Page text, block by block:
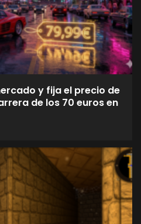
y fija el precio de
de los 70 euros en